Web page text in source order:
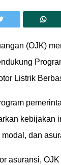
(OJK)
Listrik
kebijakan
dan
asuransi,